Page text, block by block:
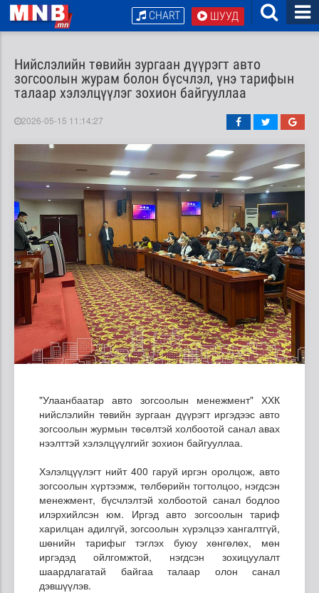
ШУУД
CHART
Нийслэлийн төвийн зургаан дүүрэгт авто
зогсоолын журам болон бүсчлэл, үнэ тарифын
талаар хэлэлцүүлэг зохион байгууллаа
2026-05-15 11:14:27
"Улаанбаатар авто зогсоолын менежмент" ХХК
нийслэлийн төвийн зургаан дүүрэгт иргэдээс авто
зогсоолын журмын төсөлтэй холбоотой санал авах
нээлттэй хэлэлцүүлгийг зохион байгууллаа.
Хэлэлцүүлэгт нийт 400 гаруй иргэн оролцож, авто
зогсоолын хүртээмж, төлбөрийн тогтолцоо, нэгдсэн
менежмент, бүсчлэлтэй холбоотой санал бодлоо
илэрхийлсэн юм. Иргэд авто зогсоолын тариф
харилцан адилгүй, зогсоолын хүрэлцээ хангалтгүй,
шөнийн тарифыг тэглэх буюу хөнгөлөх, мөн
иргэдэд ойлгомжтой, нэгдсэн зохицуулалт
шаардлагатай байгаа талаар олон санал
дэвшүүлэв.